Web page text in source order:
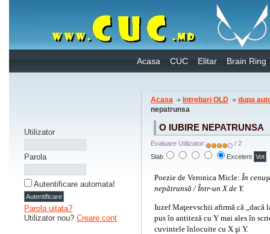
Acasa CUC Elitar Brain Ring
Utilizator
Parola
Autentificare automata!
Parola uitata?
Utilizator nou? Creare cont
Acasa Intrebari OLD
dupa
nepatrunsa
O IUBIRE NEPATRUNSA
Evaluare Utilizator:
/ 2
Slab
Excelent
Poezie de Veronica Micle: În
nepătrunsă / Într-un X de Y.
Iuzef Maţeevschii afirmă că „dacă
pus în antiteză cu Y mai ales în
cuvintele înlocuite cu X şi Y.